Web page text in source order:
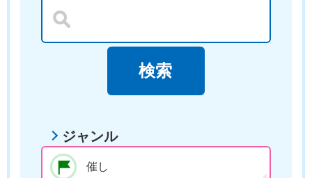
ジャンル
催し